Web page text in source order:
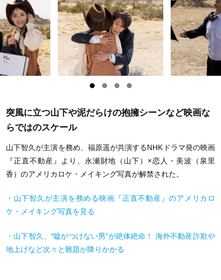
突風に立つ山下や泥だらけの抱擁シーンなど映画な
らではのスケール
山下智久が主演を務め、福原遥が共演するNHKドラマ発の映画
『正直不動産』より、永瀬財地（山下）×恋人・美波（泉里
香）のアメリカロケ・メイキング写真が解禁された。
・山下智久が主演を務める映画『正直不動産』のアメリカロ
ケ・メイキング写真を見る
・山下智久、“嘘がつけない男”が絶体絶命！ 海外不動産詐欺や
地上げなど次々と難題が降りかかる